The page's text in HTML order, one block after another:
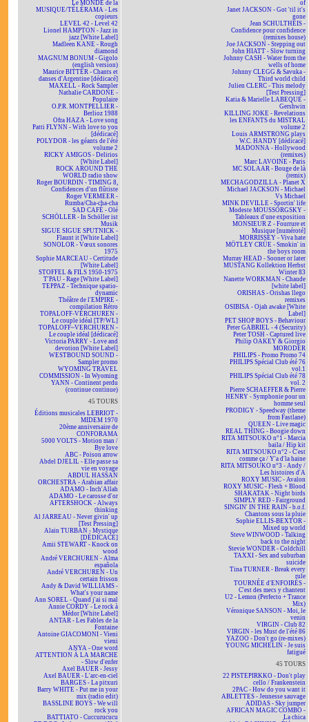
Le MONDE de la
MUSIQUE/TÉLÉRAMA - Les
copieurs
LEVEL 42 - Level 42
Lionel HAMPTON - Jazz in
jazz [White Label]
Madleen KANE - Rough
diamond
MAGNUM BONUM - Gigolo
(english version)
Maurice BITTER - Chants et
danses d'Argentine [dédicacé]
MAXELL - Rock Sampler
Nathalie CARDONE -
Populaire
O.P.R. MONTPELLIER -
Berlioz 1988
Ofra HAZA - Love song
Patti FLYNN - With love to you
[dédicacé]
POLYDOR - les géants de l'été
volume 2
RICKY AMIGOS - Delirios
[White Label]
ROCK AROUND THE
WORLD radio show
Roger BOURDIN - TIMING 8,
Confidences d'un flûtiste
Roger VERMEER -
Rumba/Cha-cha-cha
SAD CAFÉ - Olé
SCHÖLLER - In Schöller ist
Musik
SIGUE SIGUE SPUTNICK -
Flaunt it [White Label]
SONOLOR - Vœux sonores
1975
Sophie MARCEAU - Certitude
[White Label]
STOFFEL & FILS 1950-1975
T'PAU - Rage [White Label]
TEPPAZ - Technique spatio-
dynamic
Théâtre de l'EMPIRE -
compilation Rétro
TOPALOFF-VERCHUREN -
Le couple idéal [TP/WL]
TOPALOFF~VERCHUREN -
Le couple idéal [dédicacé]
Victoria PARRY - Love and
devotion [White Label]
WESTBOUND SOUND -
Sampler promo
WYOMING TRAVEL
COMMISSION - In Wyoming
YANN - Continent perdu
(continue continue)
45 TOURS
Éditions musicales LEBRIOT -
MIDEM 1970
20ème anniversaire de
CONFORAMA
5000 VOLTS - Motion man /
Bye love
ABC - Poison arrow
Abdel DJELIL - Elle passe sa
vie en voyage
ABDUL HASSAN
ORCHESTRA - Arabian affair
ADAMO - Inch'Allah
ADAMO - Le carosse d'or
AFTERSHOCK - Always
thinking
Al JARREAU - Never givin' up
[Test Pressing]
Alain TURBAN - Mystique
[DÉDICACÉ]
Amii STEWART - Knock on
wood
André VERCHUREN - Alma
española
André VERCHUREN - Un
certain frisson
Andy & David WILLIAMS -
What's your name
Ann SOREL - Quand j'ai si mal
Annie CORDY - Le rock à
Médor [White Label]
ANTAR - Les Fables de la
Fontaine
Antoine GIACOMONI - Vieni
vieni
ANYA - One word
ATTENTION À LA MARCHE
- Slow d'enfer
Axel BAUER - Jessy
Axel BAUER - L'arc-en-ciel
BARGES - La pitxuri
Barry WHITE - Put me in your
mix (radio edit)
BASSLINE BOYS - We will
rock you
BATTIATO - Cuccurucucu
of
Janet JACKSON - Got 'til it's
gone
Jean SCHULTHEIS -
Confidence pour confidence
(remixes house)
Joe JACKSON - Stepping out
John HIATT - Slow turning
Johnny CASH - Water from the
wells of home
Johnny CLEGG & Savuka -
Third world child
Julien CLERC - This melody
[Test Pressing]
Katia & Marielle LABEQUE -
Gershwin
KILLING JOKE - Revelations
les ENFANTS du MISTRAL
volume 2
Louis ARMSTRONG plays
W.C. HANDY [dédicacé]
MADONNA - Hollywood
(remixes)
Marc LAVOINE - Paris
MC SOLAAR - Bouge de là
(remix)
MECHAGODZILLA - Planet X
Michael JACKSON - Michael
Vs Michael
MINK DEVILLE - Sportin' life
Modeste MOUSSORGSKY -
Tableaux d'une exposition
MONSIEUR Z - Fourrure et
Musique [numéroté]
MORRISSEY - Viva hate
MÖTLEY CRÜE - Smokin' in
the boys room
Murray HEAD - Sooner or later
MUSTANG Kollektion Herbst
Winter 83
Nanette WORKMAN - Chaude
[white label]
ORISHAS - Orishas llego
remixes
OSIBISA - Ojah awake [White
Label]
PET SHOP BOYS - Behaviour
Peter GABRIEL - 4 (Security)
Peter TOSH - Captured live
Philip OAKEY & Giorgio
MORODER
PHILIPS - Promo Promo 74
PHILIPS Spécial Club été 76
vol.1
PHILIPS Spécial Club été 78
vol. 2
Pierre SCHAEFFER & Pierre
HENRY - Symphonie pour un
homme seul
PRODIGY - Speedway (theme
from Fastlane)
QUEEN - Live magic
REAL THING - Boogie down
RITA MITSOUKO n°1 - Marcia
baila / Hip kit
RITA MITSOUKO n°2 - C'est
comme ça / Y'a d'la haine
RITA MITSOUKO n°3 - Andy /
Les histoires d'A
ROXY MUSIC - Avalon
ROXY MUSIC - Flesh + Blood
SHAKATAK - Night birds
SIMPLY RED - Fairground
SINGIN' IN THE RAIN - b.o.f.
Chantons sous la pluie
Sophie ELLIS-BEXTOR -
Mixed up world
Steve WINWOOD - Talking
back to the night
Stevie WONDER - Coldchill
TAXXI - Sex and suburban
suicide
Tina TURNER - Break every
rule
TOURNÉE d'ENFOIRÉS -
C'est des mecs y chantent
U2 - Lemon (Perfecto + Trance
Mix)
Véronique SANSON - Moi, le
venin
VIRGIN - Club 82
VIRGIN - les Must de l'été 86
YAZOO - Don't go (re-mixes)
YOUNG MICHELIN - Je suis
fatigué
45 TOURS
22 PISTEPIRKKO - Don't play
cello / Frankenstein
2PAC - How do you want it
ABLETTES - Jeunesse sauvage
ADIDAS - Sky jumper
AFRICAN MAGIC COMBO -
La chica